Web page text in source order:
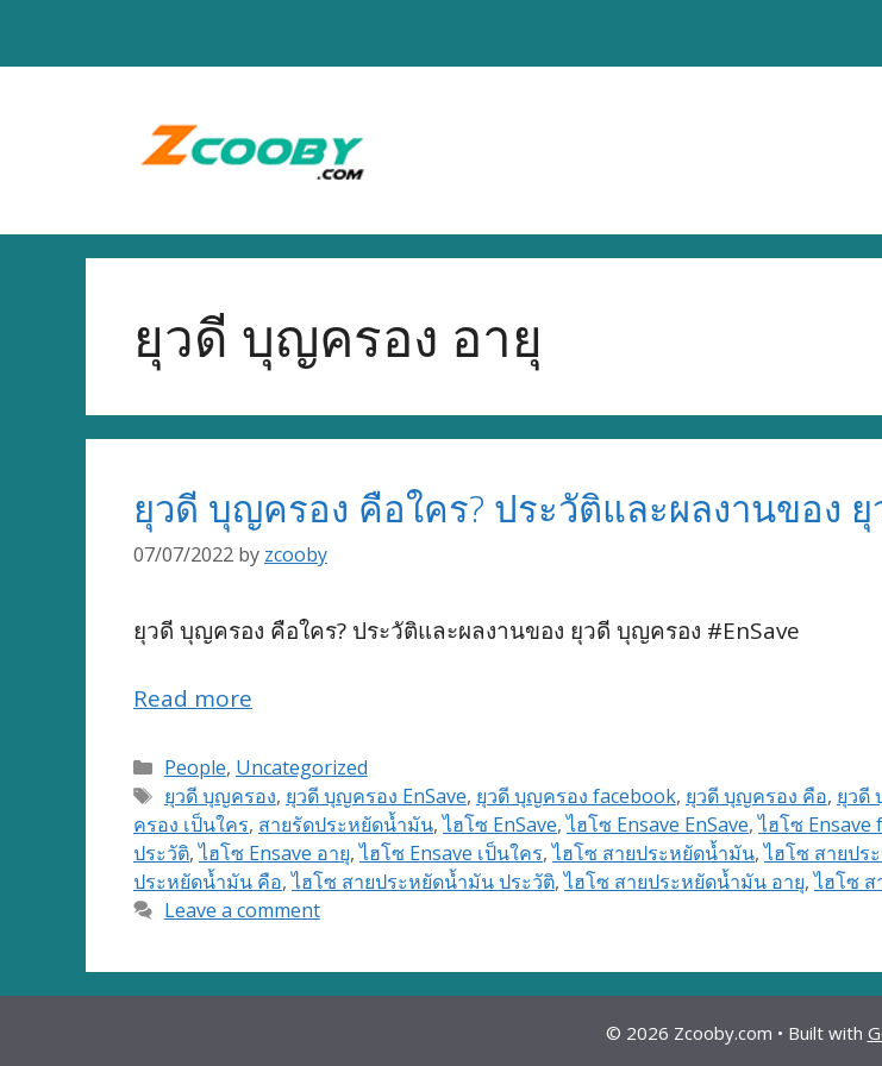
ยุวดี บุญครอง อายุ
ยุวดี บุญครอง คือใคร? ประวัติและผลงานของ
07/07/2022 by zcooby
ยุวดี บุญครอง คือใคร? ประวัติและผลงานของ ยุวดี บุญครอง #EnSave
Read more
Categories
People, Uncategorized
Tags
ยุวดี บุญครอง, ยุวดี บุญครอง EnSave, ยุวดี บุญครอง facebook, ยุวดี บุญครอง คือ, ยุวดี
ครอง เป็นใคร, สายรัดประหยัดน้ำมัน,ไฮโซ EnSave,ไฮโซ Ensave EnSave,ไฮโซ Ensave
ประวัติ,ไฮโซ Ensave อายุ,ไฮโซ Ensave เป็นใคร,ไฮโซ สายประหยัดน้ำมัน,ไฮโซ สายปร
ประหยัดน้ำมัน คือ,ไฮโซ สายประหยัดน้ำมัน ประวัติ,ไฮโซ สายประหยัดน้ำมัน อายุ,ไฮโซ ส
Leave a comment
© 2026 Zcooby.com • Built with